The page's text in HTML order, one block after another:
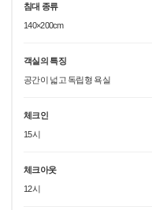
침대 종류
140×200cm
객실의 특징
공간이 넓고 독립형 욕실
체크인
15시
체크아웃
12시